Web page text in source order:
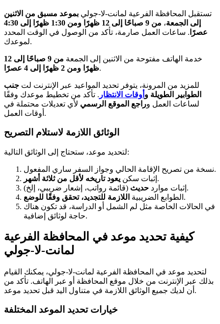
تستقبل المحافظة الفرعية لمانت-لا-جولي بموعد مسبق من الاثنين
إلى الجمعة،
من 9 صباحًا إلى 12 ظهرًا ومن 1:30 ظهرًا إلى 4:30
عصرًا . ساعات العمل صارمة، تأكد من الوصول في الوقت المحدد
لموعدك.
خدمة الهاتف مفتوحة من الاثنين إلى الجمعة
من 9 صباحًا إلى 12
ظهرًا ومن 2 ظهرًا إلى 4 عصرًا.
للمزيد من المرونة، يتوفر تحديد المواعيد عبر الإنترنت لت جنب
الطوابير الطويلة و أوقات الانتظار . تأكد من تخطيط موعدك وفقًا
لساعات العمل وراجع الموقع الرسمي لأي تعديلات محتملة في
أوقات العمل.
الوثائق اللازمة لاستلام التصريح
لتحديد موعد، ستحتاج إلى الوثائق التالية:
نسخة من تصريح الإقامة الحالي وجواز السفر ساري المفعول.
إثبات سكن يعود تاريخه لأقل من ثلاثة أشهر
.
إثبات موارد حديث
(قائمة رواتب، إشعار ضريبي، إلخ).
الطوابع الضريبية اللازمة للتجديد، تحقق وفقًا للوضع
.
في الحالات الخاصة مثل لم الشمل أو الدراسة، قد تكون هناك
حاجة لوثائق إضافية.
كيفية تحديد موعد في المحافظة الفرعية
لمانت-لا-جولي
لتحديد موعد في المحافظة الفرعية لمانت-لا-جولي، يمكنك القيام
بذلك عبر الإنترنت من خلال موقع المحافظة أو عبر الهاتف. تأكد من
أن لديك جميع الوثائق اللازمة في متناول اليد قبل تحديد موعد.
خيارات تحديد الموعد المختلفة